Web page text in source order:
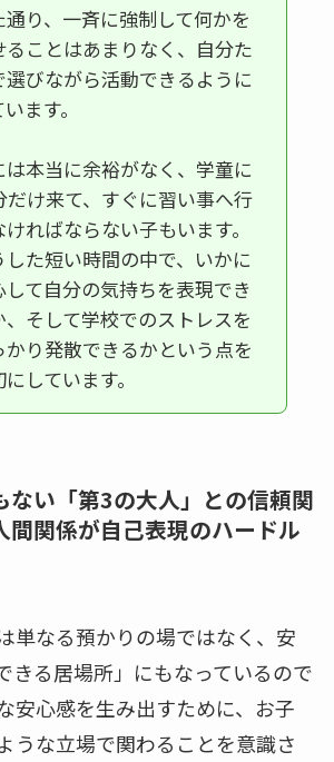
通り、一斉に強制して何かを
ることはあまりなく、自分た
選びながら活動できるように
ます。
は本当に余裕がなく、学童に
だけ来て、すぐに習い事へ行
ければならない子もいます。
した短い時間の中で、いかに
して自分の気持ちを表現でき
、そして学校でのストレスを
かり発散できるかという点を
しています。
ない「第3の大人」との信頼関
間関係が自己表現のハードル
なる預かりの場ではなく、安
きる居場所」にもなっているので
安心感を生み出すために、お子
うな立場で関わることを意識さ